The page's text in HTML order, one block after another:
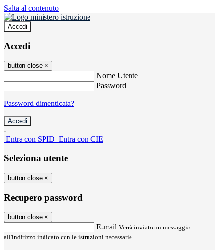
Salta al contenuto
Accedi
Accedi
button close ×
Nome Utente
Password
Password dimenticata?
-
Entra con SPID Entra con CIE
Seleziona utente
button close ×
Recupero password
button close ×
E-mail Verrà inviato un messaggio
all'indirizzo indicato con le istruzioni necessarie.